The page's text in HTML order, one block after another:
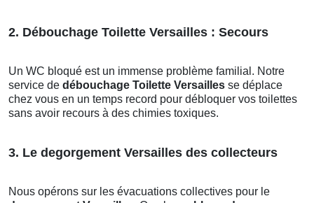
2. Débouchage Toilette Versailles : Secours
Un WC bloqué est un immense problème familial. Notre
service de débouchage Toilette Versailles se déplace
chez vous en un temps record pour débloquer vos toilettes
sans avoir recours à des chimies toxiques.
3. Le degorgement Versailles des collecteurs
Nous opérons sur les évacuations collectives pour le